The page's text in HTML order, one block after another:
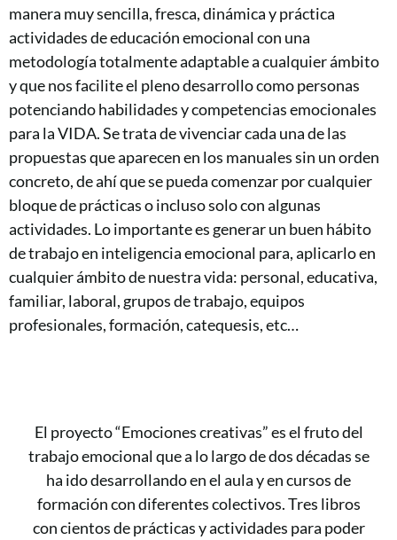
manera muy sencilla, fresca, dinámica y práctica
actividades de educación emocional con una
metodología totalmente adaptable a cualquier ámbito
y que nos facilite el pleno desarrollo como personas
potenciando habilidades y competencias emocionales
para la VIDA. Se trata de vivenciar cada una de las
propuestas que aparecen en los manuales sin un orden
concreto, de ahí que se pueda comenzar por cualquier
bloque de prácticas o incluso solo con algunas
actividades. Lo importante es generar un buen hábito
de trabajo en inteligencia emocional para, aplicarlo en
cualquier ámbito de nuestra vida: personal, educativa,
familiar, laboral, grupos de trabajo, equipos
profesionales, formación, catequesis, etc…
El proyecto “Emociones creativas” es el fruto del
trabajo emocional que a lo largo de dos décadas se
ha ido desarrollando en el aula y en cursos de
formación con diferentes colectivos. Tres libros
con cientos de prácticas y actividades para poder